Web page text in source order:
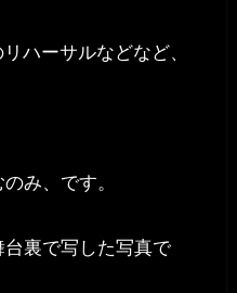
ハーサルなどなど、
み、です。
裏で写した写真で